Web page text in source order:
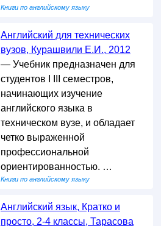
Книги по английскому языку
Английский для технических
вузов, Курашвили Е.И., 2012
— Учебник предназначен для
студентов I III семестров,
начинающих изучение
английского языка в
техническом вузе, и обладает
четко выраженной
профессиональной
ориентированностью. …
Книги по английскому языку
Английский язык, Кратко и
просто, 2-4 классы, Тарасова